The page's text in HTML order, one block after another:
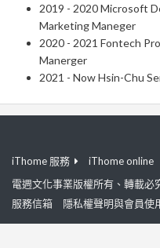
2019 - 2020 Microsoft
Marketing Maneger
2020 - 2021 Fontech
Manerger
2021 - Now Hsin-Chu
iThome 服務 iThome online
電週文化事業版權所有、轉載
服務信箱
隱私權聲明與會員使